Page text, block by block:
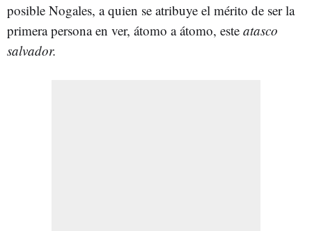
posible Nogales, a quien se atribuye el mérito de ser la
primera persona en ver, átomo a átomo, este atasco
salvador.